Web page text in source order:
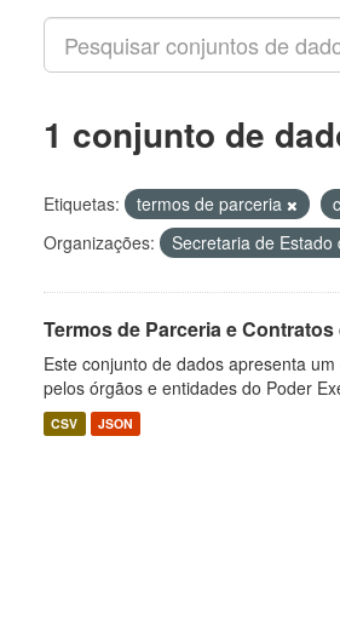
1 conjunto de
Etiquetas: termos de parceria
Organizações:
Secretaria de Estado
Termos de Parceria e Contratos
Este conjunto de dados apresenta
pelos órgãos e entidades do Poder
CSV JSON